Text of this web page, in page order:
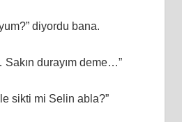
diyordu bana.
durayım deme…”
sikti mi Selin abla?”